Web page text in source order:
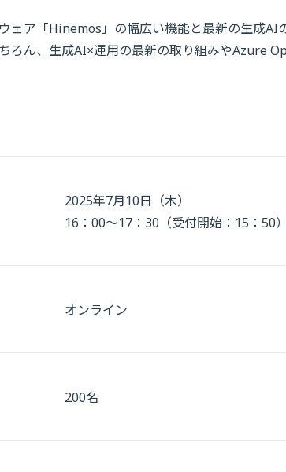
ェア「Hinemos」の幅広い機能と最新の生成
ろん、生成AI×運用の最新の取り組みやAzure
2025年7月10日（木）
16：00～17：30（受付開始：15：50）
オンライン
200名